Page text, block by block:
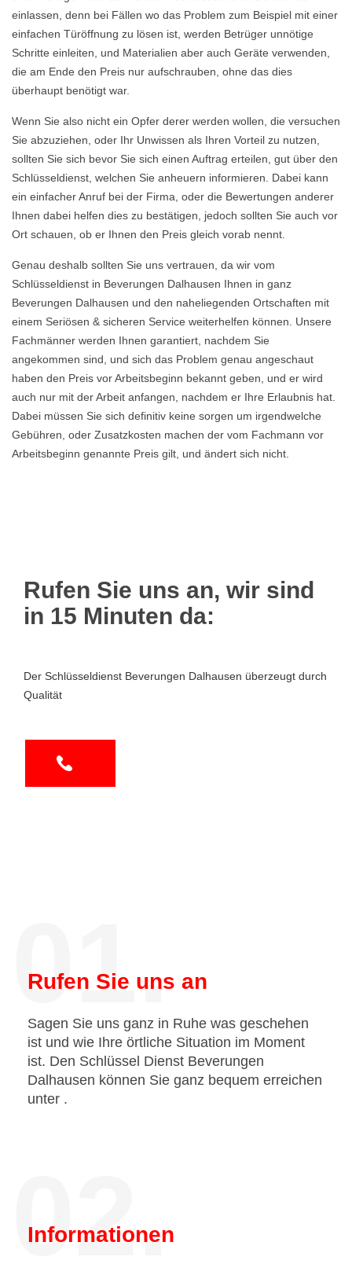
einlassen, denn bei Fällen wo das Problem zum Beispiel mit einer
einfachen Türöffnung zu lösen ist, werden Betrüger unnötige
Schritte einleiten, und Materialien aber auch Geräte verwenden,
die am Ende den Preis nur aufschrauben, ohne das dies
überhaupt benötigt war.
Wenn Sie also nicht ein Opfer derer werden wollen, die versuchen
Sie abzuziehen, oder Ihr Unwissen als Ihren Vorteil zu nutzen,
sollten Sie sich bevor Sie sich einen Auftrag erteilen, gut über den
Schlüsseldienst, welchen Sie anheuern informieren. Dabei kann
ein einfacher Anruf bei der Firma, oder die Bewertungen anderer
Ihnen dabei helfen dies zu bestätigen, jedoch sollten Sie auch vor
Ort schauen, ob er Ihnen den Preis gleich vorab nennt.
Genau deshalb sollten Sie uns vertrauen, da wir vom
Schlüsseldienst in Beverungen Dalhausen Ihnen in ganz
Beverungen Dalhausen und den naheliegenden Ortschaften mit
einem Seriösen & sicheren Service weiterhelfen können. Unsere
Fachmänner werden Ihnen garantiert, nachdem Sie
angekommen sind, und sich das Problem genau angeschaut
haben den Preis vor Arbeitsbeginn bekannt geben, und er wird
auch nur mit der Arbeit anfangen, nachdem er Ihre Erlaubnis hat.
Dabei müssen Sie sich definitiv keine sorgen um irgendwelche
Gebühren, oder Zusatzkosten machen der vom Fachmann vor
Arbeitsbeginn genannte Preis gilt, und ändert sich nicht.
Rufen Sie uns an, wir sind
in 15 Minuten da:
Der Schlüsseldienst Beverungen Dalhausen überzeugt durch
Qualität
01.
Rufen Sie uns an
Sagen Sie uns ganz in Ruhe was geschehen
ist und wie Ihre örtliche Situation im Moment
ist. Den Schlüssel Dienst Beverungen
Dalhausen können Sie ganz bequem erreichen
unter .
02.
Informationen